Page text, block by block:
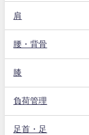
肩
腰・背骨
膝
負荷管理
足首・足